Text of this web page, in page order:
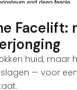
Facelift:
huid, maar
— voor